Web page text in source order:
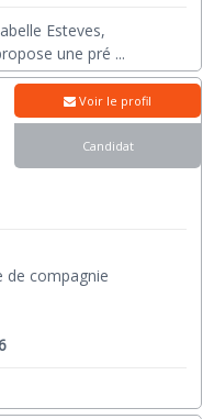
Esteves,
une pré ...
de compagnie
Voir le profil
Candidat